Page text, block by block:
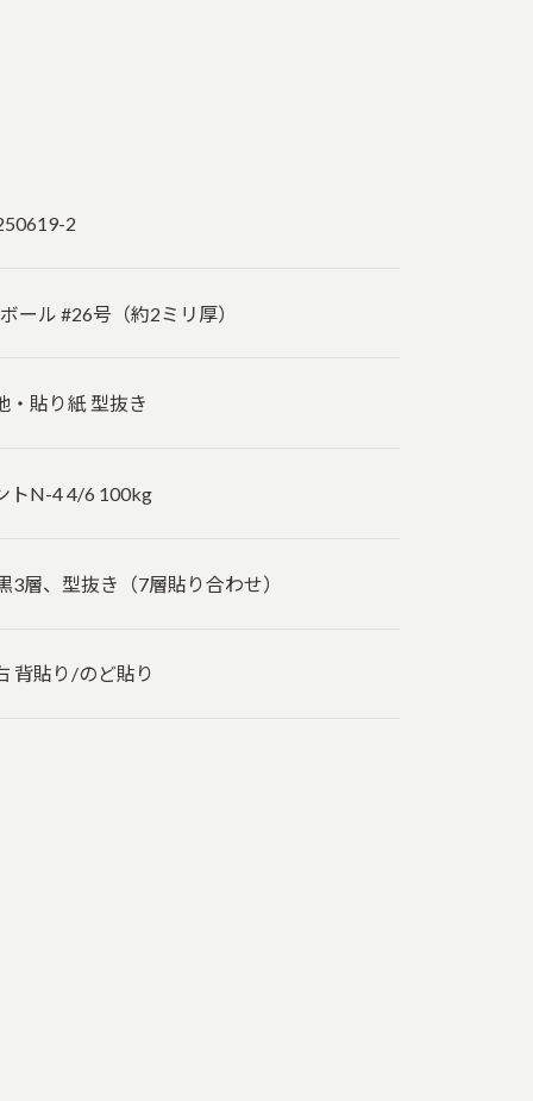
2
ール #26号（約2ミリ厚）
・貼り紙 型抜き
トN-4 4/6 100kg
3層、型抜き（7層貼り合わせ）
背貼り/のど貼り